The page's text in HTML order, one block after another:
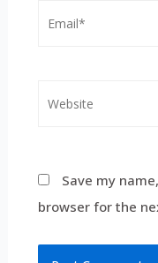
Save my
browser for the